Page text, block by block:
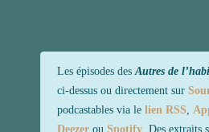
Les épisodes desAutres de
ci-dessus ou directement sur
podcastables via le lien RSS,
Deezer ou Spotify. Des extraits